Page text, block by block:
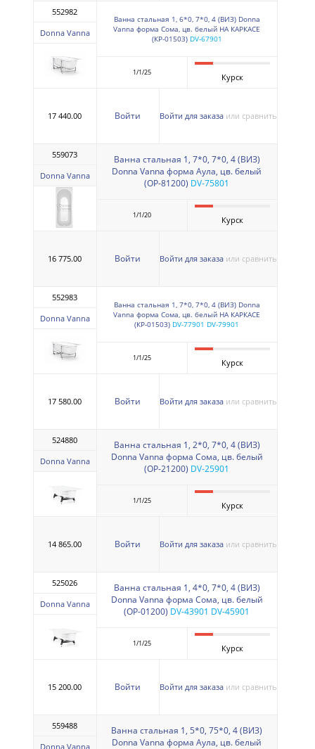
552982
Donna Vanna
Ванна стальная 1, 6*0, 7*0, 4 (ВИЗ) Donna
Vanna форма Сома, цв. белый НА КАРКАСЕ
(КР-01503) DV-67901
1/1/25 Курск
17 440.00 Войти Войти для заказа или сравнить
559073
Donna Vanna
Ванна стальная 1, 7*0, 7*0, 4 (ВИЗ)
Donna Vanna форма Аула, цв. белый
(ОР-81200) DV-75801
1/1/20 Курск
16 775.00 Войти Войти для заказа или сравнить
552983
Donna Vanna
Ванна стальная 1, 7*0, 7*0, 4 (ВИЗ) Donna
Vanna форма Сома, цв. белый НА КАРКАСЕ
(КР-01503) DV-77901 DV-79901
1/1/25 Курск
17 580.00 Войти Войти для заказа или сравнить
524880
Donna Vanna
Ванна стальная 1, 2*0, 7*0, 4 (ВИЗ)
Donna Vanna форма Сома, цв. белый
(ОР-21200) DV-25901
1/1/25 Курск
14 865.00 Войти Войти для заказа или сравнить
525026
Donna Vanna
Ванна стальная 1, 4*0, 7*0, 4 (ВИЗ)
Donna Vanna форма Сома, цв. белый
(ОР-01200) DV-43901 DV-45901
1/1/25 Курск
15 200.00 Войти Войти для заказа или сравнить
559488
Donna Vanna
Ванна стальная 1, 5*0, 75*0, 4 (ВИЗ)
Donna Vanna форма Аула, цв. белый